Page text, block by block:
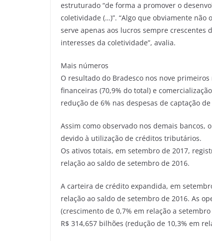
estruturado “de forma a promover o
coletividade (…)”. “Algo que obviamente
serve apenas aos lucros sempre crescentes
interesses da coletividade”, avalia.
Mais números
O resultado do Bradesco nos nove
financeiras (70,9% do total) e
redução de 6% nas despesas de captação
Assim como observado nos demais
devido à utilização de créditos tributários.
Os ativos totais, em setembro de 2017,
relação ao saldo de setembro de 2016.
A carteira de crédito expandida, em
relação ao saldo de setembro de 2016. As
(crescimento de 0,7% em relação a
R$ 314,657 bilhões (redução de 10,3% em